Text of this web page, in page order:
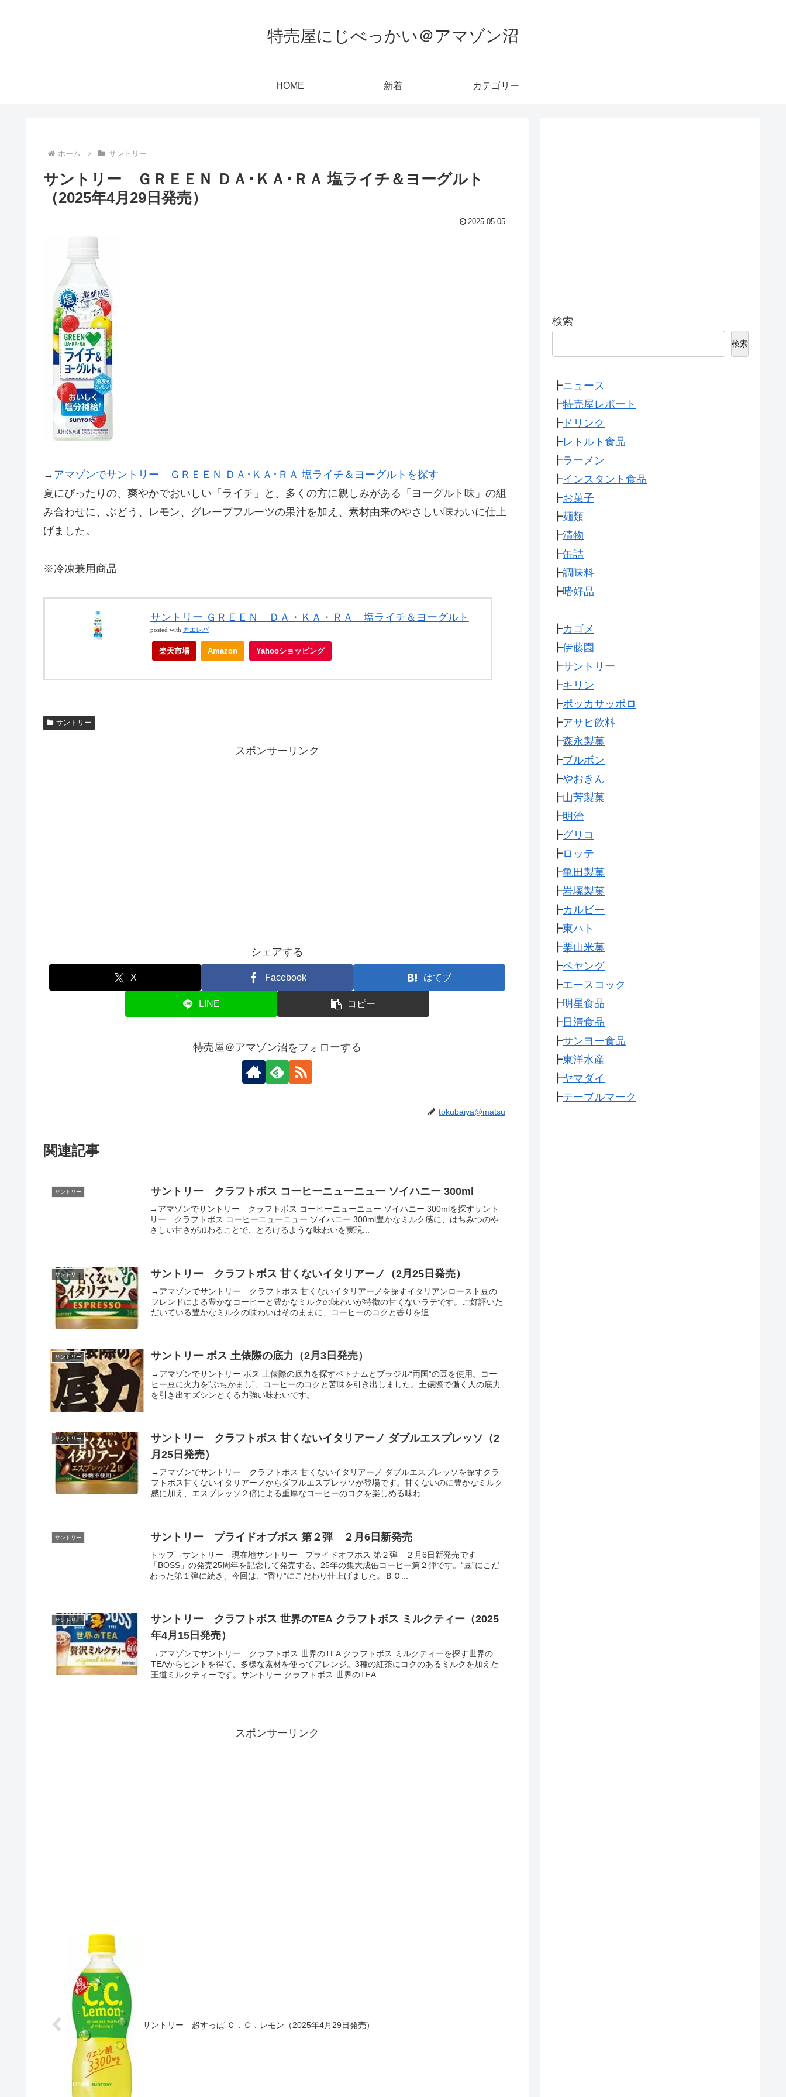
特売屋にじべっかい＠アマゾン沼
HOME 新着 カテゴリー
ホーム サントリー
サントリー ＧＲＥＥＮ ＤＡ･ＫＡ･ＲＡ 塩ライチ＆ヨーグルト
（2025年4月29日発売）
2025.05.05
→ アマゾンでサントリー ＧＲＥＥＮ ＤＡ･ＫＡ･ＲＡ 塩ライチ＆ヨーグルトを探す
夏にぴったりの、爽やかでおいしい「ライチ」と、多くの方に親しみがある「ヨーグルト味」の組
み合わせに、ぶどう、レモン、グレープフルーツの果汁を加え、素材由来のやさしい味わいに仕上
げました。
※冷凍兼用商品
サントリー ＧＲＥＥＮ ＤＡ・ＫＡ・ＲＡ 塩ライチ＆ヨーグルト
posted with カエレバ
楽天市場 Amazon Yahooショッピング
サントリー
スポンサーリンク
シェアする
X Facebook はてブ
LINE コピー
特売屋＠アマゾン沼をフォローする
tokubaiya@matsu
関連記事
サントリー サントリー クラフトボス コーヒーニューニュー ソイハニー 300ml
→アマゾンでサントリー クラフトボス コーヒーニューニュー ソイハニー 300mlを探すサント
リー クラフトボス コーヒーニューニュー ソイハニー 300ml豊かなミルク感に、はちみつのや
さしい甘さが加わることで、とろけるような味わいを実現...
サントリー サントリー クラフトボス 甘くないイタリアーノ（2月25日発売）
→アマゾンでサントリー クラフトボス 甘くないイタリアーノを探すイタリアンロースト豆の
フレンドによる豊かなコーヒーと豊かなミルクの味わいが特徴の甘くないラテです。ご好評いた
だいている豊かなミルクの味わいはそのままに、コーヒーのコクと香りを追...
サントリー サントリー ボス 土俵際の底力（2月3日発売）
→アマゾンでサントリー ボス 土俵際の底力を探すベトナムとブラジル“両国”の豆を使用。コー
ヒー豆に火力を“ぶちかまし”、コーヒーのコクと苦味を引き出しました。土俵際で働く人の底力
を引き出すズシンとくる力強い味わいです。
サントリー
サントリー クラフトボス 甘くないイタリアーノ ダブルエスプレッソ（2
月25日発売）
→アマゾンでサントリー クラフトボス 甘くないイタリアーノ ダブルエスプレッソを探すクラ
フトボス甘くないイタリアーノからダブルエスプレッソが登場です。甘くないのに豊かなミルク
感に加え、エスプレッソ２倍による重厚なコーヒーのコクを楽しめる味わ...
サントリー サントリー プライドオブボス 第２弾 ２月6日新発売
トップ→サントリー→現在地サントリー プライドオブボス 第２弾 ２月6日新発売です
「BOSS」の発売25周年を記念して発売する、25年の集大成缶コーヒー第２弾です。“豆”にこだ
わった第１弾に続き、今回は、“香り”にこだわり仕上げました。ＢＯ...
サントリー
サントリー クラフトボス 世界のTEA クラフトボス ミルクティー（2025
年4月15日発売）
→アマゾンでサントリー クラフトボス 世界のTEA クラフトボス ミルクティーを探す世界の
TEAからヒントを得て、多様な素材を使ってアレンジ。3種の紅茶にコクのあるミルクを加えた
王道ミルクティーです。サントリー クラフトボス 世界のTEA ...
スポンサーリンク
サントリー 超すっぱ Ｃ．Ｃ．レモン（2025年4月29日発売）
検索
検索
┣ニュース
┣特売屋レポート
┣ ドリンク
┣レトルト食品
┣ラーメン
┣インスタント食品
┣お菓子
┣麺類
┣漬物
┣缶詰
┣調味料
┣嗜好品
┣カゴメ
┣伊藤園
┣サントリー
┣キリン
┣ポッカサッポロ
┣アサヒ飲料
┣森永製菓
┣ブルボン
┣やおきん
┣山芳製菓
┣明治
┣グリコ
┣ロッテ
┣亀田製菓
┣岩塚製菓
┣カルビー
┣東ハト
┣栗山米菓
┣ペヤング
┣エースコック
┣明星食品
┣日清食品
┣サンヨー食品
┣東洋水産
┣ヤマダイ
┣テーブルマーク